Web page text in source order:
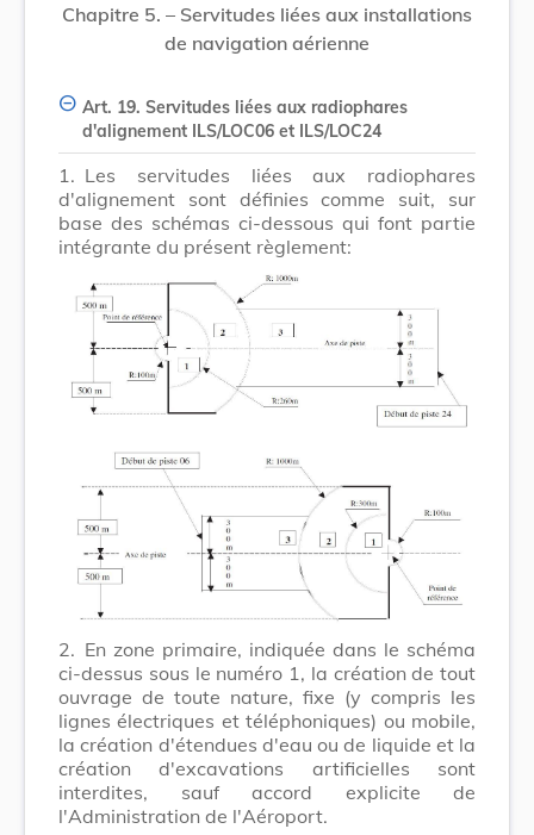
Chapitre 5. – Servitudes liées aux installations
de navigation aérienne
Art. 19. Servitudes liées aux radiophares
d'alignement ILS/LOC06 et ILS/LOC24
1. Les servitudes liées aux radiophares
d'alignement sont définies comme suit, sur
base des schémas ci-dessous qui font partie
intégrante du présent règlement:
2. En zone primaire, indiquée dans le schéma
ci-dessus sous le numéro 1, la création de tout
ouvrage de toute nature, fixe (y compris les
lignes électriques et téléphoniques) ou mobile,
la création d'étendues d'eau ou de liquide et la
création d'excavations artificielles sont
interdites, sauf accord explicite de
l'Administration de l'Aéroport.